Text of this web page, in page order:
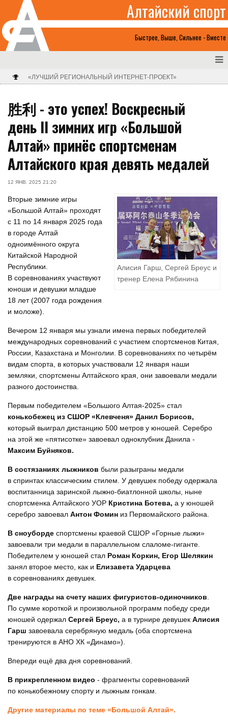
Быстрее, Выше, Сильнее - Вместе
Алтайский спорт
«ЛУЧШИЙ РЕГИОНАЛЬНЫЙ ИНТЕРНЕТ-ПРОЕКТ»
胜利 - это успех! Воскресный
день II зимних игр «Большой
Алтай» принёс спортсменам
Алтайского края девять медалей
12 ЯНВ. 2025 21:20
Алисия Гарш, Сергей Бреус и
тренер Елена Рябинина
Вторые зимние игры
«Большой Алтай» проходят
с 11 по 14 января 2025 года
в городе Алтай
одноимённого округа
Китайской Народной
Республики.
В соревнованиях участвуют
юноши и девушки младше
18 лет (2007 года рождения
и моложе).
Вечером 12 января мы узнали имена первых победителей
международных соревнований с участием спортсменов Китая,
России, Казахстана и Монголии. В соревнованиях по четырём
видам спорта, в которых участвовали 12 января наши
земляки, спортсмены Алтайского края, они завоевали медали
разного достоинства.
Первым победителем «Большого Алтая-2025» стал
конькобежец из СШОР «Клевченя» Данил Борисов,
который выиграл дистанцию 500 метров у юношей. Серебро
на этой же «пятисотке» завоевал одноклубник Данила -
Максим Буйняков.
В состязаниях лыжников были разыграны медали
в спринтах классическим стилем. У девушек победу одержала
воспитанница заринской лыжно-биатлонной школы, ныне
спортсменка Алтайского УОР Кристина Ботева, а у юношей
серебро завоевал Антон Фомин из Первомайского района.
В сноуборде спортсмены краевой СШОР «Горные лыжи»
завоевали три медали в параллельном слаломе-гиганте.
Победителем у юношей стал Роман Коркин, Егор Шелякин
занял второе место, как и Елизавета Ударцева
в соревнованиях девушек.
Две награды на счету наших фигуристов-одиночников
По сумме короткой и произвольной программ победу среди
юношей одержал Сергей Бреус, а в турнире девушек Алисия
Гарш завоевала серебряную медаль (оба спортсмена
тренируются в АНО ХК «Динамо»).
Впереди ещё два дня соревнований.
В прикрепленном видео - фрагменты соревнований
по конькобежному спорту и лыжным гонкам.
Другие материалы по теме «Большой Алтай».